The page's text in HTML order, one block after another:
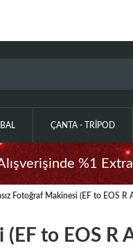
ÇANTA - TRIPOD
%1
Fotoğraf Makinesi (EF to EOS R
(EF to EOS R